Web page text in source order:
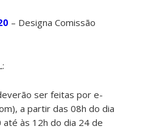
– Designa Comissão
ser feitas por e-
a partir das 08h do dia
às 12h do dia 24 de